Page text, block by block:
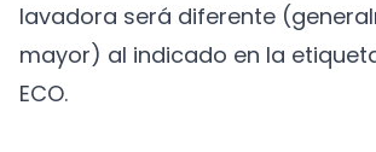
lavadora será diferente
mayor) al indicado en la
ECO.